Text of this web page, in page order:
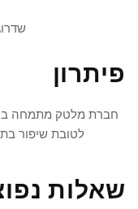
פיתרון
חברת מלטק מתמחה
לטובת שיפור
שאלות